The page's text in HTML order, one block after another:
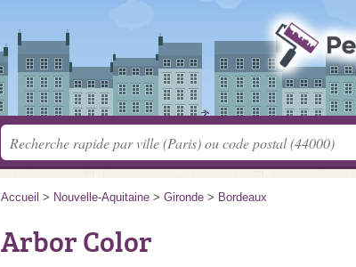
Accueil > Nouvelle-Aquitaine > Gironde > Bordeaux
Arbor Color